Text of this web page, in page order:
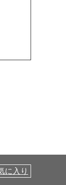
に入り